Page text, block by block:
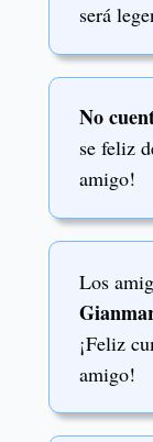
será
No
se feliz
amigo!
Los
¡Feliz
amigo!